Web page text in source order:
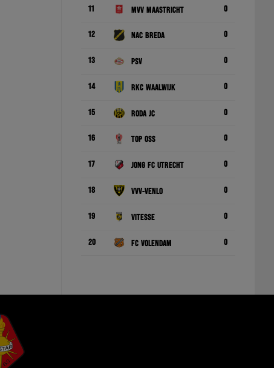
11 MVV Maastricht 0
12 NAC Breda 0
13 PSV 0
14 RKC Waalwijk 0
15 Roda JC 0
16 TOP Oss 0
17 Jong FC Utrecht 0
18 VVV-Venlo 0
19 Vitesse 0
20 FC Volendam 0